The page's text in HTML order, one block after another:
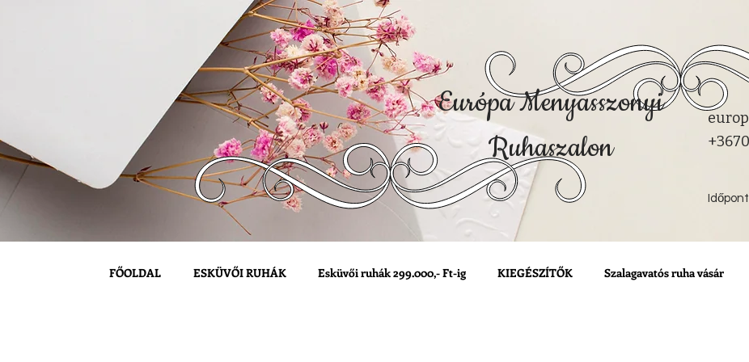
Európa Menyasszonyi
Ruhaszalon
FŐOLDAL ESKÜVŐI RUHÁK Esküvői ruhák 299.000,- Ft-ig KIEGÉSZÍTŐK Szalagavatós ruha vásár